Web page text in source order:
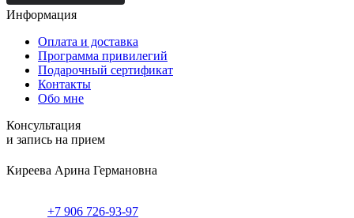
Информация
Оплата и доставка
Программа привилегий
Подарочный сертификат
Контакты
Обо мне
Консультация
и запись на прием
Киреева Арина Германовна
+7 906 726-93-97